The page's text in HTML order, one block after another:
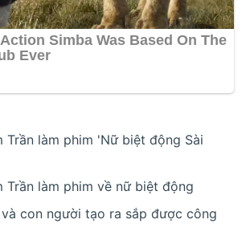
Trần làm phim 'Nữ biệt động Sài
Trần làm phim về nữ biệt động
con người tạo ra sắp được công